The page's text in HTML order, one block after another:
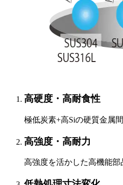
高硬度・高耐食性
極低炭素+高Siの硬質金属
高強度・高耐力
高強度を活かした高機能